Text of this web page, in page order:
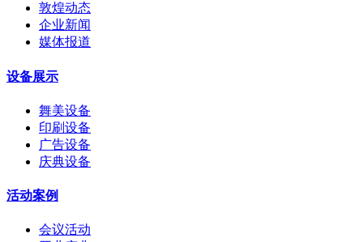
敦煌动态
企业新闻
媒体报道
设备展示
舞美设备
印刷设备
广告设备
庆典设备
活动案例
会议活动